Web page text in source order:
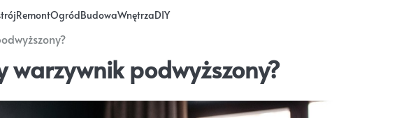
RemontOgródBudowaWnętrzaDIY
warzywnik podwyższony?